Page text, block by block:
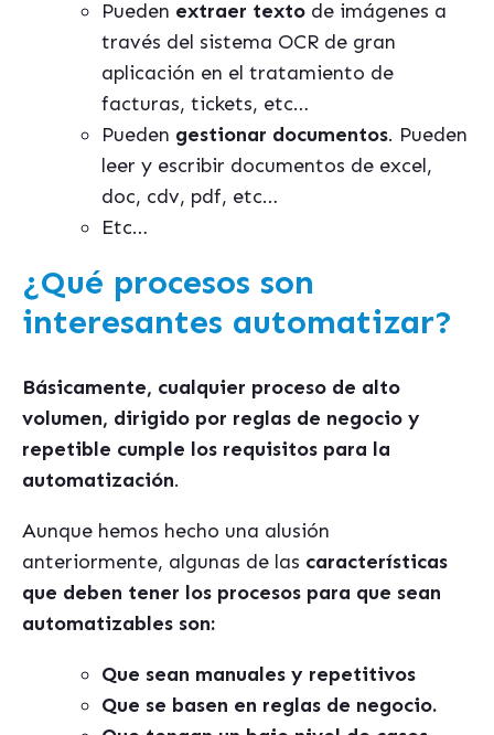
Pueden extraer texto de imágenes a
través del sistema OCR de gran
aplicación en el tratamiento de
facturas, tickets, etc…
Pueden gestionar documentos. Pueden
leer y escribir documentos de excel,
doc, cdv, pdf, etc…
Etc…
¿Qué procesos son
interesantes automatizar?
Básicamente, cualquier proceso de alto
volumen, dirigido por reglas de negocio y
repetible cumple los requisitos para la
automatización.
Aunque hemos hecho una alusión
anteriormente, algunas de las características
que deben tener los procesos para que sean
automatizables son:
Que sean manuales y repetitivos
Que se basen en reglas de negocio.